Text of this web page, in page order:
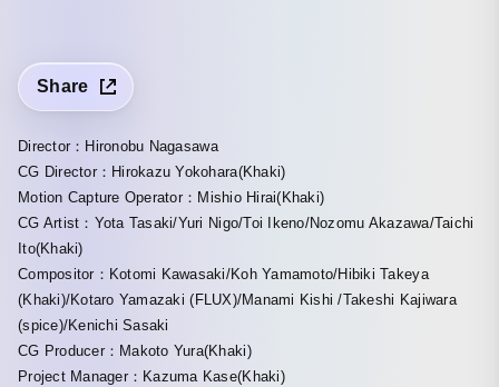
Share
Director：Hironobu Nagasawa
CG Director：Hirokazu Yokohara(Khaki)
Motion Capture Operator：Mishio Hirai(Khaki)
CG Artist：Yota Tasaki/Yuri Nigo/Toi Ikeno/Nozomu Akazawa/Taichi
Ito(Khaki)
Compositor：Kotomi Kawasaki/Koh Yamamoto/Hibiki Takeya
(Khaki)/Kotaro Yamazaki (FLUX)/Manami Kishi /Takeshi Kajiwara
(spice)/Kenichi Sasaki
CG Producer：Makoto Yura(Khaki)
Project Manager：Kazuma Kase(Khaki)